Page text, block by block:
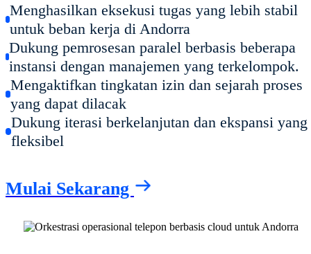
Menghasilkan eksekusi tugas yang lebih stabil
untuk beban kerja di Andorra
Dukung pemrosesan paralel berbasis beberapa
instansi dengan manajemen yang terkelompok.
Mengaktifkan tingkatan izin dan sejarah proses
yang dapat dilacak
Dukung iterasi berkelanjutan dan ekspansi yang
fleksibel
Mulai Sekarang